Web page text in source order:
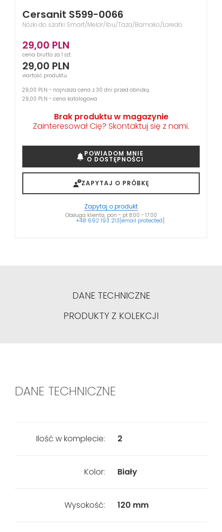
Cersanit S599-0066
Nóżki do szafki Smart/Melar/Ibu/Taza/Bamako/Laredo
29,00 PLN
cena brutto za 1 szt.
29,00 PLN
wartość produktu
29,00 PLN - najniższa cena z 30 dni przed obniżką
29,00 PLN - cena katalogowa
Brak produktu w magazynie
Zainteresował Cię? Skontaktuj się z nami.
POWIADOM MNIE
O DOSTĘPNOŚCI
ZAPYTAJ O PRÓBKĘ
Zapytaj o produkt
Obsługa klienta, pon - pt 8:00 - 17:00
+48 692 193 213[email protected]
DANE TECHNICZNE
PRODUKTY Z KOLEKCJI
DANE TECHNICZNE
Ilość w komplecie: 2
Kolor: Biały
Wysokość: 120 mm